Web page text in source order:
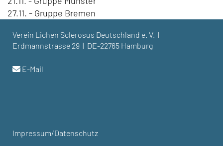
27.11. - Gruppe Bremen
Verein Lichen Sclerosus Deutschland e. V. |
Erdmannstrasse 29 | DE-22765 Hamburg
E-Mail
Impressum/Datenschutz